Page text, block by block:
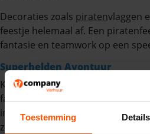
Toestemming Details
Decoraties zoals piratenvlaggen
feestje helemaal af. Een
fantasie en teamwork op een
Superhelden Avontuur
Kinderen vinden het geweldig om
favoriete superheld. Het
ingericht als een “stad” waar ze
zien en obstakels overwinnen.